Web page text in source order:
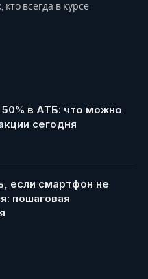
всегда в курсе
в АТБ: что можно
сегодня
если смартфон не
пошаговая